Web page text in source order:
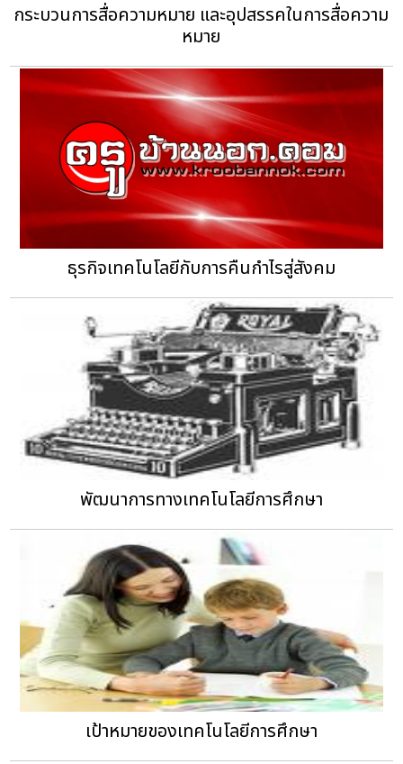
กระบวนการสื่อความหมาย และอุปสรรคในการสื่อความ
หมาย
ธุรกิจเทคโนโลยีกับการคืนกำไรสู่สังคม
พัฒนาการทางเทคโนโลยีการศึกษา
เป้าหมายของเทคโนโลยีการศึกษา